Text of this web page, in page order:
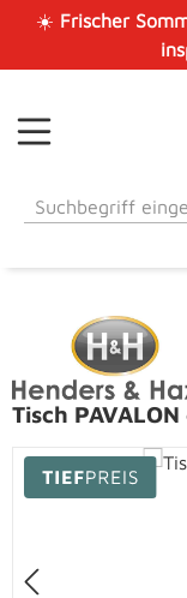
Zum Hauptinhalt
☀️ Frischer
Bildergalerie
Tisch